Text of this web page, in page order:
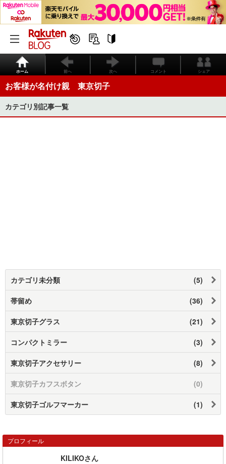
ホーム 前へ 次へ コメント シェア
お客様が名付け親 東京切子
カテゴリ別記事一覧
カテゴリ未分類 (5)
帯留め (36)
東京切子グラス (21)
コンパクトミラー (3)
東京切子アクセサリー (8)
東京切子カフスボタン (0)
東京切子ゴルフマーカー (1)
プロフィール
KILIKOさん